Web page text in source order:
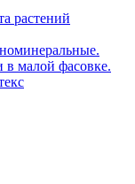
растений
в малой фасовке.